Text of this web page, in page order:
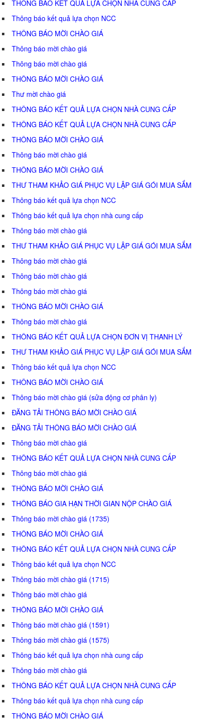
THÔNG BÁO KẾT QUẢ LỰA CHỌN NHÀ CUNG CẤP
Thông báo kết quả lựa chọn NCC
THÔNG BÁO MỜI CHÀO GIÁ
Thông báo mời chào giá
Thông báo mời chào giá
THÔNG BÁO MỜI CHÀO GIÁ
Thư mời chào giá
THÔNG BÁO KẾT QUẢ LỰA CHỌN NHÀ CUNG CẤP
THÔNG BÁO KẾT QUẢ LỰA CHỌN NHÀ CUNG CẤP
THÔNG BÁO MỜI CHÀO GIÁ
Thông báo mời chào giá
THÔNG BÁO MỜI CHÀO GIÁ
THƯ THAM KHẢO GIÁ PHỤC VỤ LẬP GIÁ GÓI MUA SẮM
Thông báo kết quả lựa chọn NCC
Thông báo kết quả lựa chọn nhà cung cấp
Thông báo mời chào giá
THƯ THAM KHẢO GIÁ PHỤC VỤ LẬP GIÁ GÓI MUA SẮM
Thông báo mời chào giá
Thông báo mời chào giá
Thông báo mời chào giá
THÔNG BÁO MỜI CHÀO GIÁ
Thông báo mời chào giá
THÔNG BÁO KẾT QUẢ LỰA CHỌN ĐƠN VỊ THANH LÝ
THƯ THAM KHẢO GIÁ PHỤC VỤ LẬP GIÁ GÓI MUA SẮM
Thông báo kết quả lựa chọn NCC
THÔNG BÁO MỜI CHÀO GIÁ
Thông báo mời chào giá (sửa động cơ phân ly)
ĐĂNG TẢI THÔNG BÁO MỜI CHÀO GIÁ
ĐĂNG TẢI THÔNG BÁO MỜI CHÀO GIÁ
Thông báo mời chào giá
THÔNG BÁO KẾT QUẢ LỰA CHỌN NHÀ CUNG CẤP
Thông báo mời chào giá
THÔNG BÁO MỜI CHÀO GIÁ
THÔNG BÁO GIA HẠN THỜI GIAN NỘP CHÀO GIÁ
Thông báo mời chào giá (1735)
THÔNG BÁO MỜI CHÀO GIÁ
THÔNG BÁO KẾT QUẢ LỰA CHỌN NHÀ CUNG CẤP
Thông báo kết quả lựa chọn NCC
Thông báo mời chào giá (1715)
Thông báo mời chào giá
THÔNG BÁO MỜI CHÀO GIÁ
Thông báo mời chào giá (1591)
Thông báo mời chào giá (1575)
Thông báo kết quả lựa chọn nhà cung cấp
Thông báo mời chào giá
THÔNG BÁO KẾT QUẢ LỰA CHỌN NHÀ CUNG CẤP
Thông báo kết quả lựa chọn nhà cung cấp
THÔNG BÁO MỜI CHÀO GIÁ